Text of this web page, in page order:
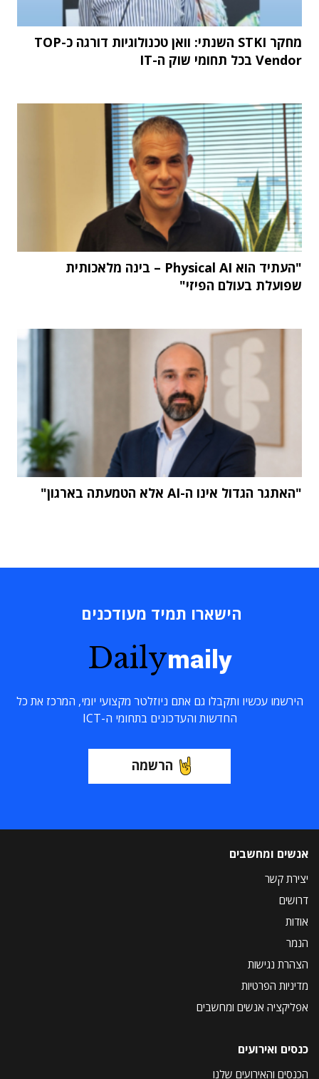
מחקר STKI השנתי: וואן טכנולוגיות דורגה כ-TOP
Vendor בכל תחומי שוק ה-IT
"העתיד הוא Physical AI – בינה מלאכותית
שפועלת בעולם הפיזי"
"האתגר הגדול אינו ה-AI אלא הטמעתה בארגון"
הישארו תמיד מעודכנים
Dailymaily
הירשמו עכשיו ותקבלו גם אתם ניוזלטר מקצועי יומי, המרכז את כל
החדשות והעדכונים בתחומי ה-ICT
הרשמה
אנשים ומחשבים
יצירת קשר
דרושים
אודות
הנמר
הצהרת נגישות
מדיניות הפרטיות
אפליקציה אנשים ומחשבים
כנסים ואירועים
הכנסים והאירועים שלנו